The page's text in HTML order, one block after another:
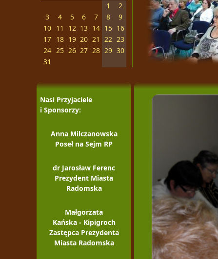
1
2
3
4 5 6 7 8
9
10
11 12 13 14 15 16
17
18 19 20 21 22 23
24
25 26 27 28 29 30
31
Nasi Przyjaciele
i Sponsorzy:
Anna Milczanowska
Poseł na Sejm RP
dr Jarosław Ferenc
Prezydent Miasta
Radomska
Małgorzata
Kańska - Kipigroch
Zastępca Prezydenta
Miasta Radomska